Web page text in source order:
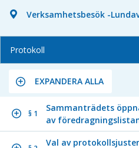
Verksamhetsbesök -
Protokoll
EXPANDERA ALLA
§ 1
Sammanträdets
av
Val av